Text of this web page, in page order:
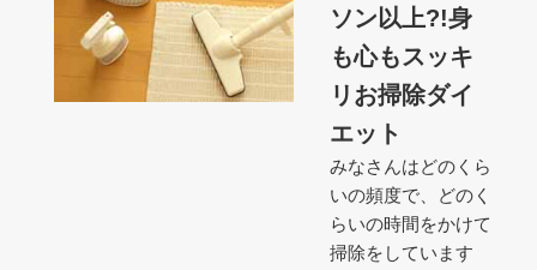
ソン以上?!身
も心もスッキ
リお掃除ダイ
エット
みなさんはどのくら
いの頻度で、どのく
らいの時間をかけて
掃除をしています